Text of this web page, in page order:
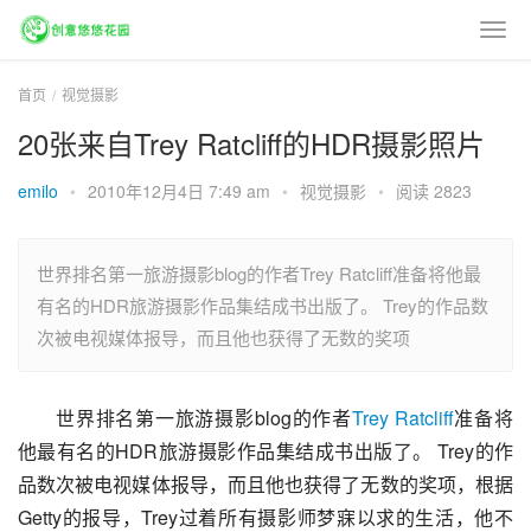
首页 视觉摄影
20张来自Trey Ratcliff的HDR摄影照片
emilo • 2010年12月4日 7:49 am • 视觉摄影 • 阅读 2823
世界排名第一旅游摄影blog的作者Trey Ratcliff准备将他最
有名的HDR旅游摄影作品集结成书出版了。 Trey的作品数
次被电视媒体报导，而且他也获得了无数的奖项
世界排名第一旅游摄影blog的作者Trey Ratcliff准备将
他最有名的HDR旅游摄影作品集结成书出版了。 Trey的作
品数次被电视媒体报导，而且他也获得了无数的奖项，根据
Getty的报导，Trey过着所有摄影师梦寐以求的生活，他不